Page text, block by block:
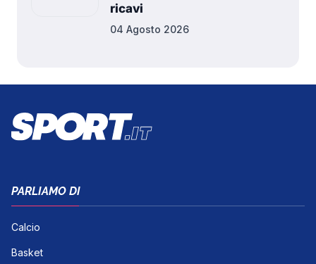
ricavi
04 Agosto 2026
PARLIAMO DI
Calcio
Basket